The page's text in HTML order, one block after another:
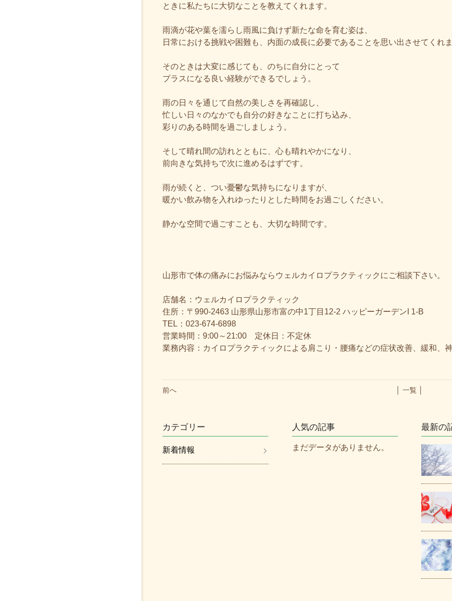
ときに私たちに大切なことを教えてくれます。
雨滴が花や葉を濡らし雨風に負けず新たな命を育む姿は、
日常における挑戦や困難も、内面の成長に必要であることを思い出させてくれ
そのときは大変に感じても、のちに自分にとって
プラスになる良い経験ができるでしょう。
雨の日々を通じて自然の美しさを再確認し、
忙しい日々のなかでも自分の好きなことに打ち込み、
彩りのある時間を過ごしましょう。
そして晴れ間の訪れとともに、心も晴れやかになり、
前向きな気持ちで次に進めるはずです。
雨が続くと、つい憂鬱な気持ちになりますが、
暖かい飲み物を入れゆったりとした時間をお過ごしください。
静かな空間で過ごすことも、大切な時間です。
山形市で体の痛みにお悩みならウェルカイロプラクティックにご相談下さい。
店舗名：ウェルカイロプラクティック
住所：〒990-2463 山形県山形市富の中1丁目12-2 ハッピーガーデンI 1-B
TEL：023-674-6898
営業時間：9:00～21:00 定休日：不定休
業務内容：カイロプラクティックによる肩こり・腰痛などの症状改善、緩和、
前へ │ 一覧 │
カテゴリー
新着情報
人気の記事
まだデータがありません。
最新の